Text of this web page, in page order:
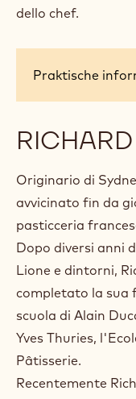
dello chef.
Praktische
Praktische
Originario di
avvicinato fin da
pasticceria
Dopo diversi anni
Lione e dintorni,
completato la sua
scuola di Alain
Yves Thuries,
Pâtisserie.
Recentemente